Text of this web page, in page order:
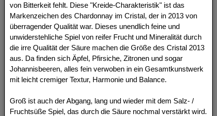
von Bitterkeit fehlt. Diese "Kreide-Charakteristik" ist das
Markenzeichen des Chardonnay im Cristal, der in 2013 von
überragender Qualität war. Dieses unendlich feine und
unwiderstehliche Spiel von reifer Frucht und Mineralität durch
die irre Qualität der Säure machen die Größe des Cristal 2013
aus. Da finden sich Äpfel, Pfirsiche, Zitronen und sogar
Johannisbeeren, alles fein verwoben in ein Gesamtkunstwerk
mit leicht cremiger Textur, Harmonie und Balance.
Groß ist auch der Abgang, lang und wieder mit dem Salz- /
Fruchtsüße Spiel, das durch die Säure nochmal verstärkt wird.